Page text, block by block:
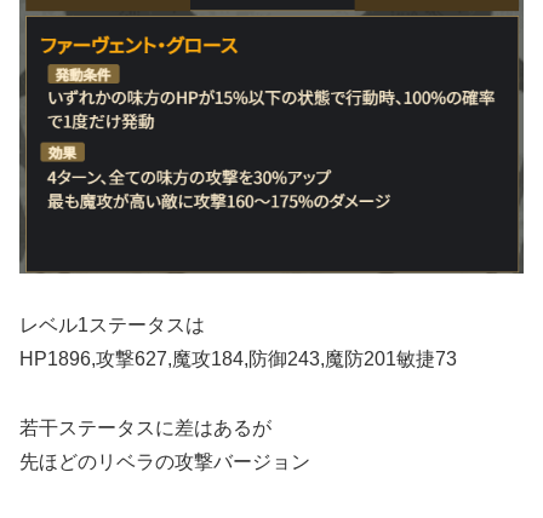
レベル1ステータスは
HP1896,攻撃627,魔攻184,防御243,魔防201敏捷73
若干ステータスに差はあるが
先ほどのリベラの攻撃バージョン